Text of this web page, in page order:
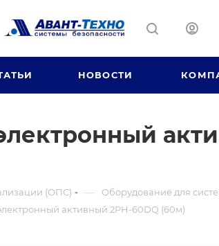
НОВОСТИ
(ОПС) —
Оборудование для
активный 2PH-60DQ (60м)